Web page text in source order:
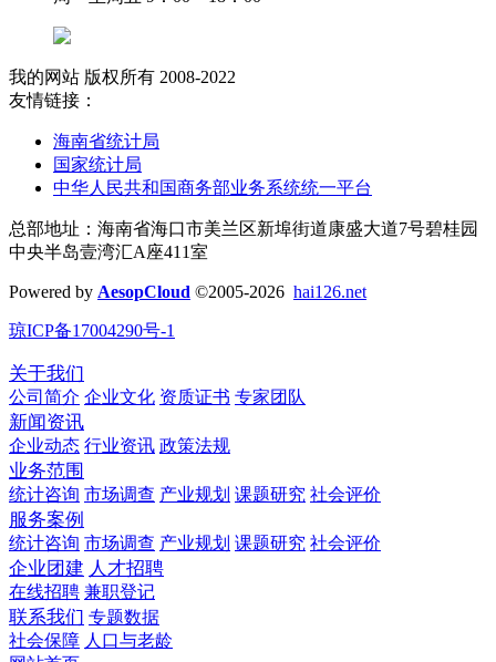
我的网站 版权所有 2008-2022
友情链接：
海南省统计局
国家统计局
中华人民共和国商务部业务系统统一平台
总部地址：海南省海口市美兰区新埠街道康盛大道7号碧桂园
中央半岛壹湾汇A座411室
Powered by AesopCloud ©2005-2026 hai126.net
琼ICP备17004290号-1
关于我们
公司简介 企业文化 资质证书 专家团队
新闻资讯
企业动态 行业资讯 政策法规
业务范围
统计咨询 市场调查 产业规划 课题研究 社会评价
服务案例
统计咨询 市场调查 产业规划 课题研究 社会评价
企业团建 人才招聘
在线招聘 兼职登记
联系我们 专题数据
社会保障 人口与老龄